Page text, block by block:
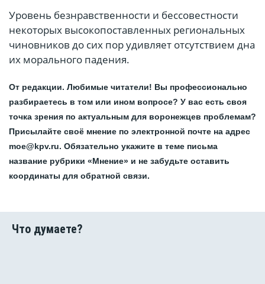
Уровень безнравственности и бессовестности
некоторых высокопоставленных региональных
чиновников до сих пор удивляет отсутствием дна
их морального падения.
От редакции. Любимые читатели! Вы профессионально
разбираетесь в том или ином вопросе? У вас есть своя
точка зрения по актуальным для воронежцев проблемам?
Присылайте своё мнение по электронной почте на адрес
moe@kpv.ru. Обязательно укажите в теме письма
название рубрики «Мнение» и не забудьте оставить
координаты для обратной связи.